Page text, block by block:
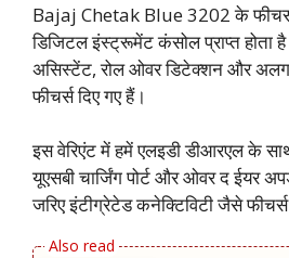
Bajaj Chetak Blue 3202 के
डिजिटल इंस्ट्रूमेंट कंसोल प्राप्त होता
असिस्टेंट, रोल ओवर डिटेक्शन और अलग
फीचर्स दिए गए हैं।
इस वेरिएंट में हमें एलइडी डीआरएल के
यूएसबी चार्जिंग पोर्ट और ओवर द ईयर
जरिए इंटीग्रेटेड कनेक्टिविटी जैसे